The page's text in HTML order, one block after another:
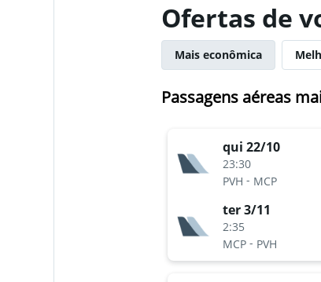
Ofertas de
Mais econômica
Passagens aéreas
qui 22/10
23:30
PVH - MCP
ter 3/11
2:35
MCP- PVH